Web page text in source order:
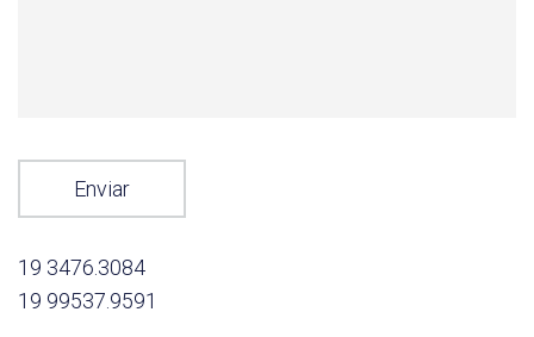
Enviar
19 3476.3084
19 99537.9591